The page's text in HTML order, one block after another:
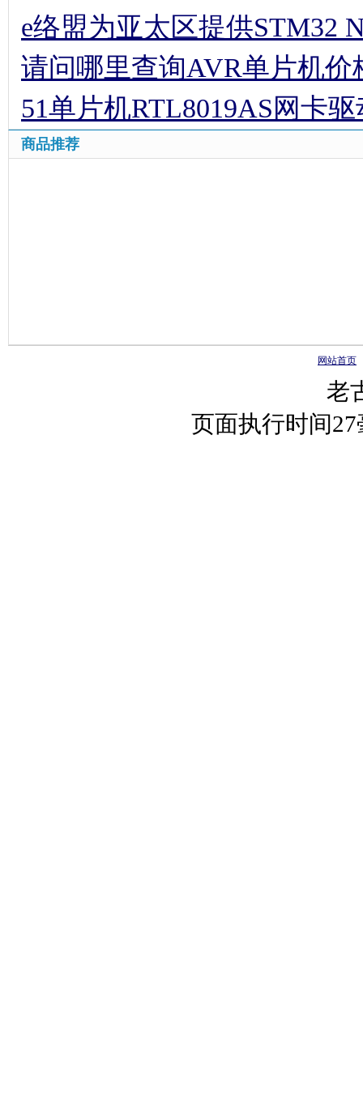
e络盟为亚太区提供STM32
请问哪里查询AVR单片机
51单片机RTL8019AS网卡
商品推荐
网站首页
老
页面执行时间